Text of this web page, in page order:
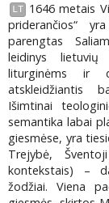
LT
1646 metais
priderančios“
parengtas
leidinys
liturginėms ir
atskleidžiantis
Išimtinai
semantika labai
giesmėse, yra
Trejybė,
kontekstais) –
žodžiai. Viena